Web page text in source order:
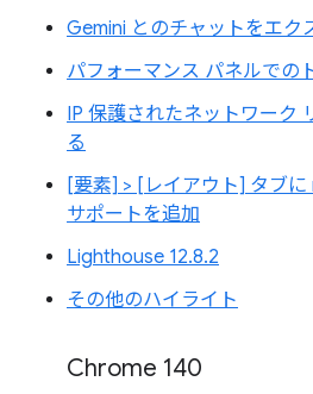
Gemini とのチャットをエク
パフォーマンス パネルでの
IP 保護されたネットワーク
る
[要素] > [レイアウト] タブ
サポートを追加
Lighthouse 12.8.2
その他のハイライト
Chrome 140